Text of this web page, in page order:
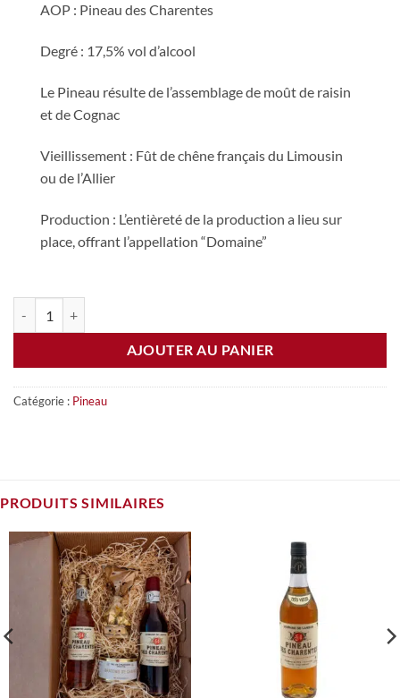
AOP : Pineau des Charentes
Degré : 17,5% vol d’alcool
Le Pineau résulte de l’assemblage de moût de raisin
et de Cognac
Vieillissement : Fût de chêne français du Limousin
ou de l’Allier
Production : L’entièreté de la production a lieu sur
place, offrant l’appellation “Domaine”
AJOUTER AU PANIER
Catégorie : Pineau
PRODUITS SIMILAIRES